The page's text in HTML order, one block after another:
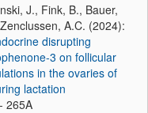
J., Fink, B., Bauer,
A.C. (2024):
disrupting
3 on follicular
in the ovaries of
lactation
265A